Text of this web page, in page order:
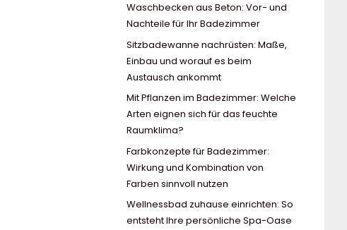
Waschbecken aus Beton: Vor- und
Nachteile für Ihr Badezimmer
Sitzbadewanne nachrüsten: Maße,
Einbau und worauf es beim
Austausch ankommt
Mit Pflanzen im Badezimmer: Welche
Arten eignen sich für das feuchte
Raumklima?
Farbkonzepte für Badezimmer:
Wirkung und Kombination von
Farben sinnvoll nutzen
Wellnessbad zuhause einrichten: So
entsteht Ihre persönliche Spa-Oase